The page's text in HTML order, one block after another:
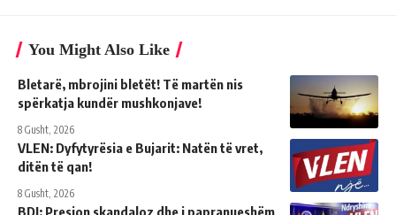
You Might Also Like
Bletarë, mbrojini bletët! Të martën nis
spërkatja kundër mushkonjave!
8 Gusht, 2026
VLEN: Dyfytyrësia e Bujarit: Natën të vret,
ditën të qan!
8 Gusht, 2026
BDI: Presion skandaloz dhe i papranueshëm